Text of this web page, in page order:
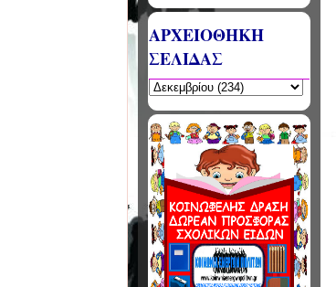
ΑΡΧΕΙΟΘΗΚΗ
ΣΕΛΙΔΑΣ